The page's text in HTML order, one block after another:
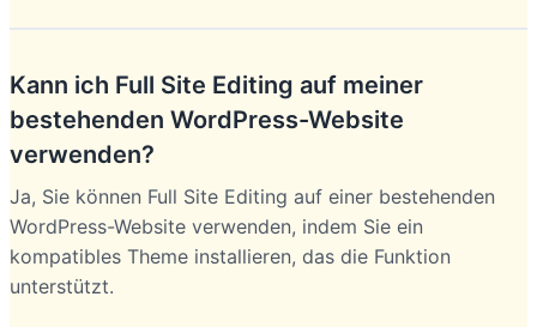
Kann ich Full Site Editing auf meiner
bestehenden WordPress-Website
verwenden?
Ja, Sie können Full Site Editing auf einer bestehenden
WordPress-Website verwenden, indem Sie ein
kompatibles Theme installieren, das die Funktion
unterstützt.